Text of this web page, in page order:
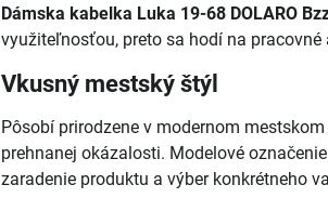
Dámska kabelka Luka 19-68 DOLARO
využiteľnosťou, preto sa hodí na
Vkusný mestský štýl
Pôsobí prirodzene v modernom
prehnanej okázalosti. Modelové označenie
zaradenie produktu a výber konkrétneho